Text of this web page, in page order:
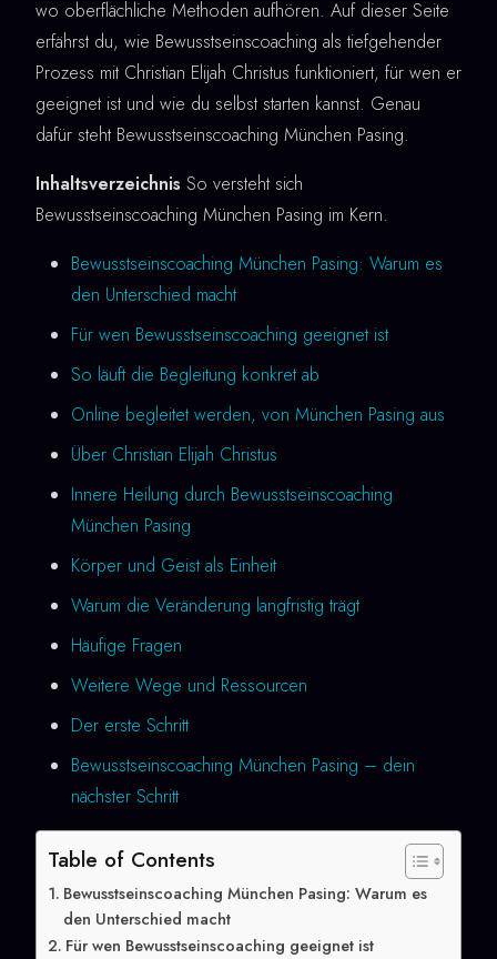
wo oberflächliche Methoden aufhören. Auf dieser Seite
erfährst du, wie Bewusstseinscoaching als tiefgehender
Prozess mit Christian Elijah Christus funktioniert, für wen er
geeignet ist und wie du selbst starten kannst. Genau
dafür steht Bewusstseinscoaching München Pasing.
Inhaltsverzeichnis So versteht sich
Bewusstseinscoaching München Pasing im Kern.
Bewusstseinscoaching München Pasing: Warum es
den Unterschied macht
Für wen Bewusstseinscoaching geeignet ist
So läuft die Begleitung konkret ab
Online begleitet werden, von München Pasing aus
Über Christian Elijah Christus
Innere Heilung durch Bewusstseinscoaching
München Pasing
Körper und Geist als Einheit
Warum die Veränderung langfristig trägt
Häufige Fragen
Weitere Wege und Ressourcen
Der erste Schritt
Bewusstseinscoaching München Pasing – dein
nächster Schritt
Table of Contents
Bewusstseinscoaching München Pasing: Warum es
den Unterschied macht
Für wen Bewusstseinscoaching geeignet ist